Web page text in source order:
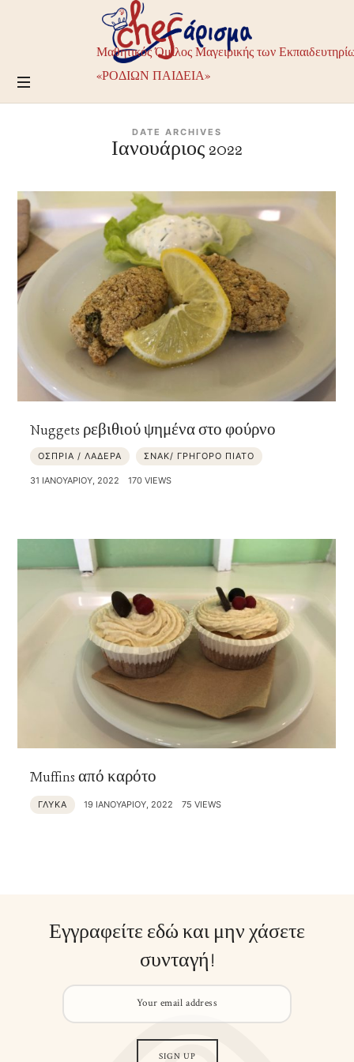
Chefarisma
–
Μαθητικός
Όμιλος
Μαγειρικής
Εκπαιδευτηρίων
ΡΟΔΙΩΝ
ΠΑΙΔΕΙΑ
Μαθητικός Όμιλος Μαγειρικής των
«ΡΟΔΙΩΝ ΠΑΙΔΕΙΑ»
DATE ARCHIVES
Ιανουάριος 2022
Nuggets ρεβιθιού ψημένα στο φούρνο
ΟΣΠΡΙΑ / ΛΑΔΕΡΑ ΣΝΑΚ/ ΓΡΗΓΟΡΟ ΠΙΑΤΟ
31 ΙΑΝΟΥΑΡΊΟΥ, 2022 170 VIEWS
Muffins από καρότο
ΓΛΥΚΑ 19 ΙΑΝΟΥΑΡΊΟΥ, 2022 75 VIEWS
Εγγραφείτε εδώ και μην χάσετε
συνταγή!